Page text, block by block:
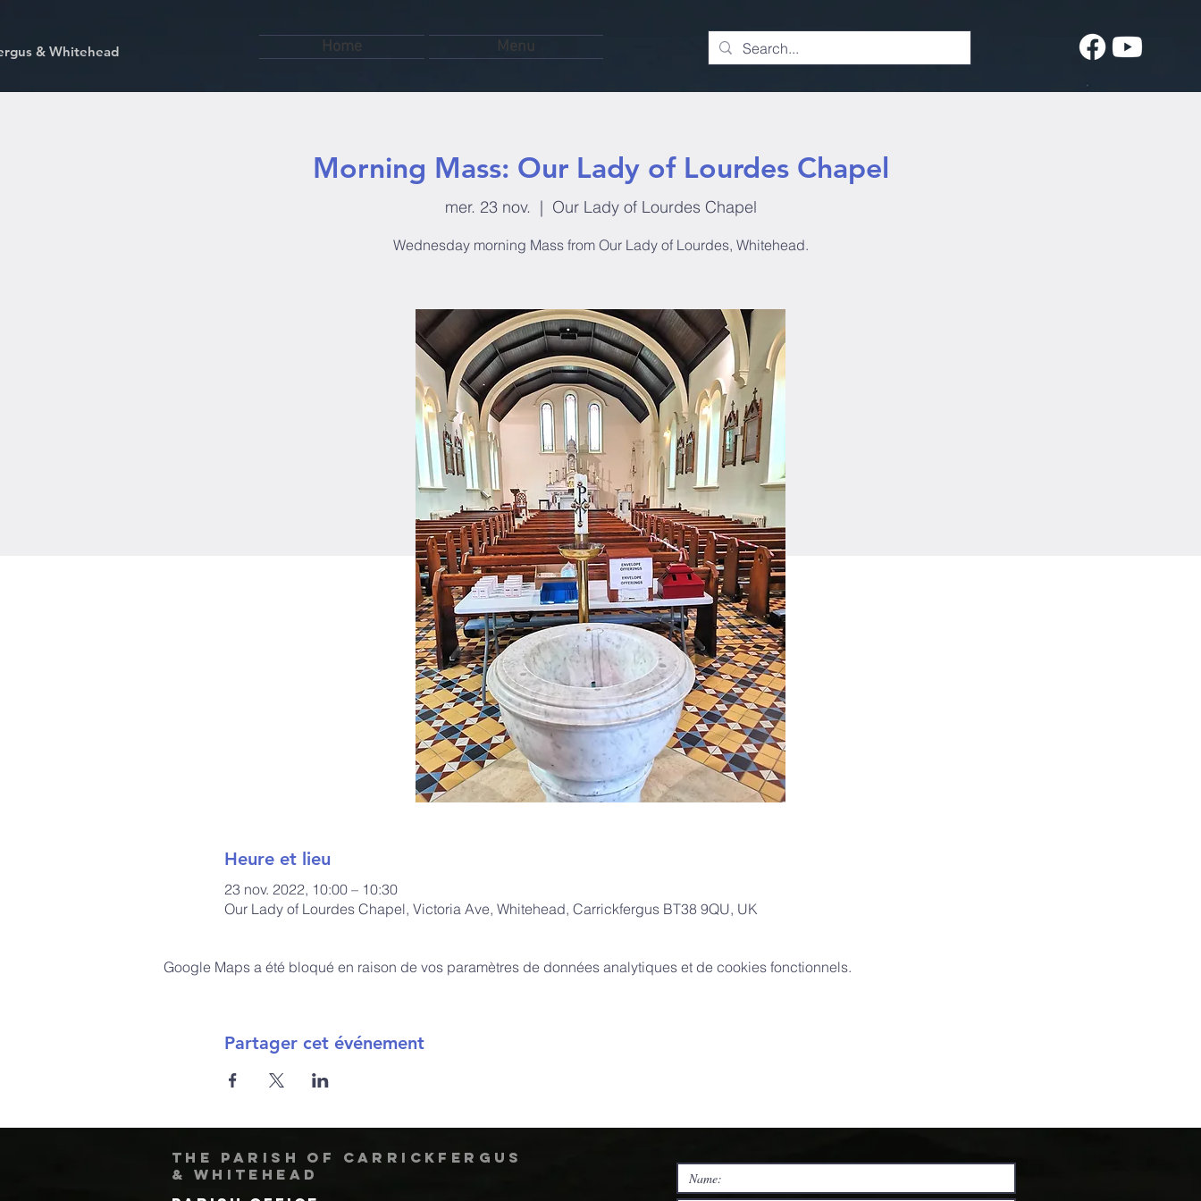
& Whitehead Home Menu
Morning Mass: Our Lady of Lourdes Chapel
mer. 23 nov.
  |
Our Lady of Lourdes Chapel
Wednesday morning Mass from Our Lady of Lourdes, Whitehead.
Heure et lieu
23 nov. 2022, 10:00 – 10:30
Our Lady of Lourdes Chapel, Victoria Ave, Whitehead, Carrickfergus BT38 9QU, UK
Google Maps a été bloqué en raison de vos paramètres de données analytiques et de cookies fonctionnels.
Partager cet événement
The Parish of Carrickfergus
& Whitehead